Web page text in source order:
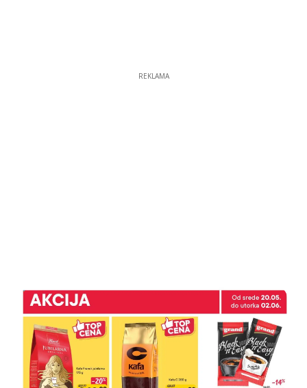
REKLAMA